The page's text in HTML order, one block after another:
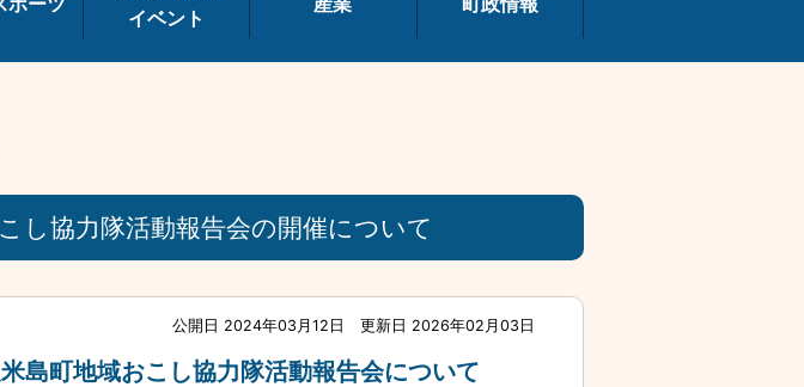
イベント
し協力隊活動報告会の開催について
公開日 2024年03月12日 更新日 2026年02月03日
島町地域おこし協力隊活動報告会について